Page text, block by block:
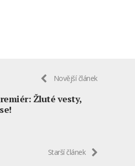
Novější článek
Žluté vesty,
Starší článek